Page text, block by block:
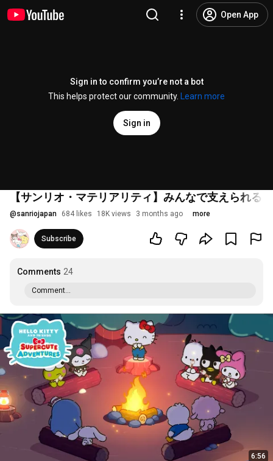
Open App
Sign in to confirm you’re not a bot
This helps protect our community.
Learn more
Sign in
【サンリオ・マテリアリティ】みんなで支えられる
@sanriojapan 684 likes 18K views 3 months ago more
Subscribe
Comments 24
Comment...
6:56